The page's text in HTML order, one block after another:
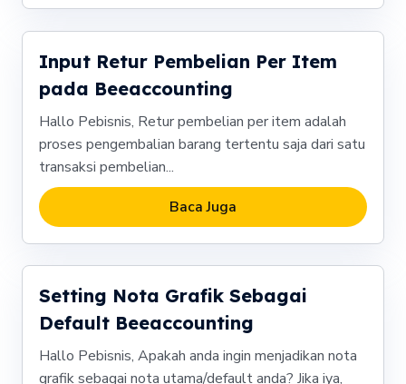
Input Retur Pembelian Per Item
pada Beeaccounting
Hallo Pebisnis, Retur pembelian per item adalah
proses pengembalian barang tertentu saja dari satu
transaksi pembelian...
Baca Juga
Setting Nota Grafik Sebagai
Default Beeaccounting
Hallo Pebisnis, Apakah anda ingin menjadikan nota
grafik sebagai nota utama/default anda? Jika iya,